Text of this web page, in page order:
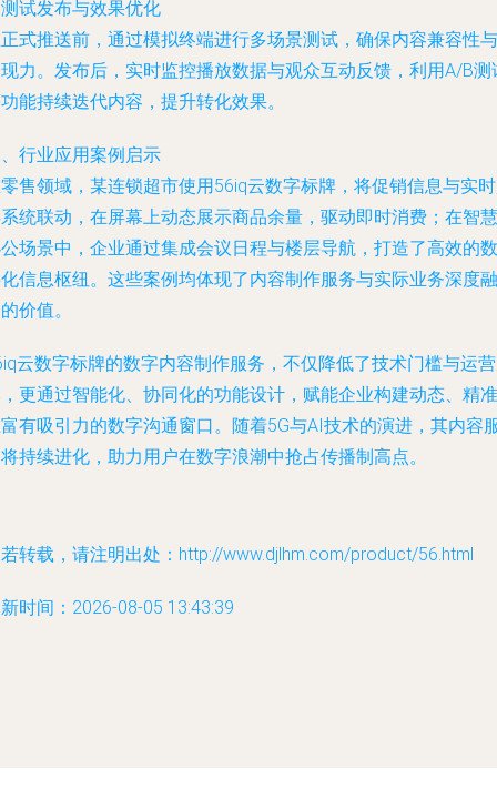
试发布与效果优化
式推送前，通过模拟终端进行多场景测试，确保内容兼容性与
力。发布后，实时监控播放数据与观众互动反馈，利用A/B测
能持续迭代内容，提升转化效果。
行业应用案例启示
售领域，某连锁超市使用56iq云数字标牌，将促销信息与实
统联动，在屏幕上动态展示商品余量，驱动即时消费；在智慧
场景中，企业通过集成会议日程与楼层导航，打造了高效的数
信息枢纽。这些案例均体现了内容制作服务与实际业务深度融
价值。
云数字标牌的数字内容制作服务，不仅降低了技术门槛与运
更通过智能化、协同化的功能设计，赋能企业构建动态、精准
有吸引力的数字沟通窗口。随着5G与AI技术的演进，其内容
持续进化，助力用户在数字浪潮中抢占传播制高点。
转载，请注明出处：http://www.djlhm.com/product/56.html
时间：2026-08-05 13:43:39